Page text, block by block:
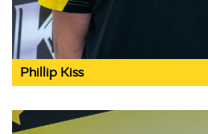
Phillip Kiss